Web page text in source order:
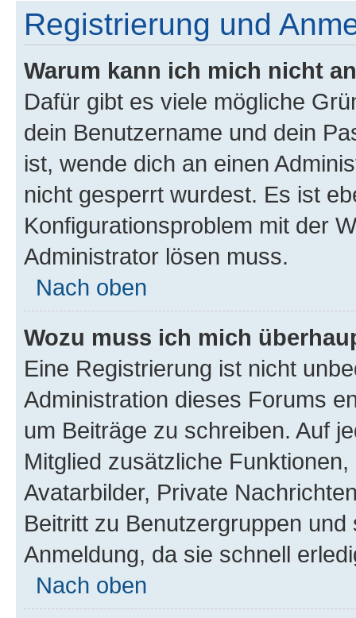
Registrierung und
Warum kann ich mich nicht
Dafür gibt es viele mögliche
dein Benutzername und dein
ist, wende dich an einen
nicht gesperrt wurdest. Es ist
Konfigurationsproblem mit der
Administrator lösen muss.
Nach oben
Wozu muss ich mich
Eine Registrierung ist nicht
Administration dieses Forums
um Beiträge zu schreiben. Auf
Mitglied zusätzliche
Avatarbilder, Private
Beitritt zu Benutzergruppen
Anmeldung, da sie schnell
Nach oben